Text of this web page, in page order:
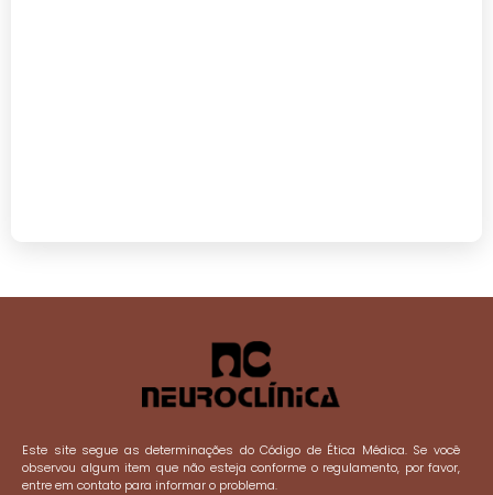
Este site segue as determinações do Código de Ética Médica. Se você
observou algum item que não esteja conforme o regulamento, por favor,
entre em contato para informar o problema.